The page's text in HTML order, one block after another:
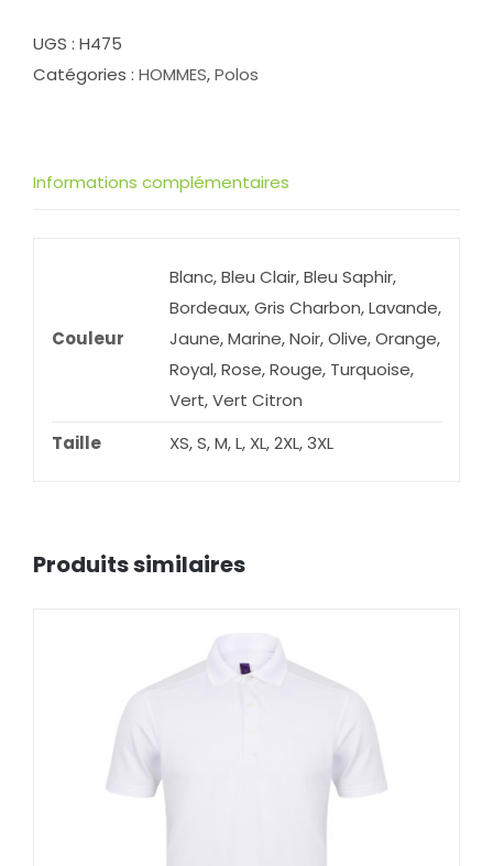
Coolplus
H475
UGS : H475
Catégories : HOMMES,Polos
Informations complémentaires
Couleur
Blanc, Bleu Clair, Bleu Saphir,
Bordeaux, Gris Charbon, Lavande,
Jaune, Marine, Noir, Olive, Orange,
Royal, Rose, Rouge, Turquoise,
Vert, Vert Citron
Taille
XS, S, M, L, XL, 2XL, 3XL
Produits similaires